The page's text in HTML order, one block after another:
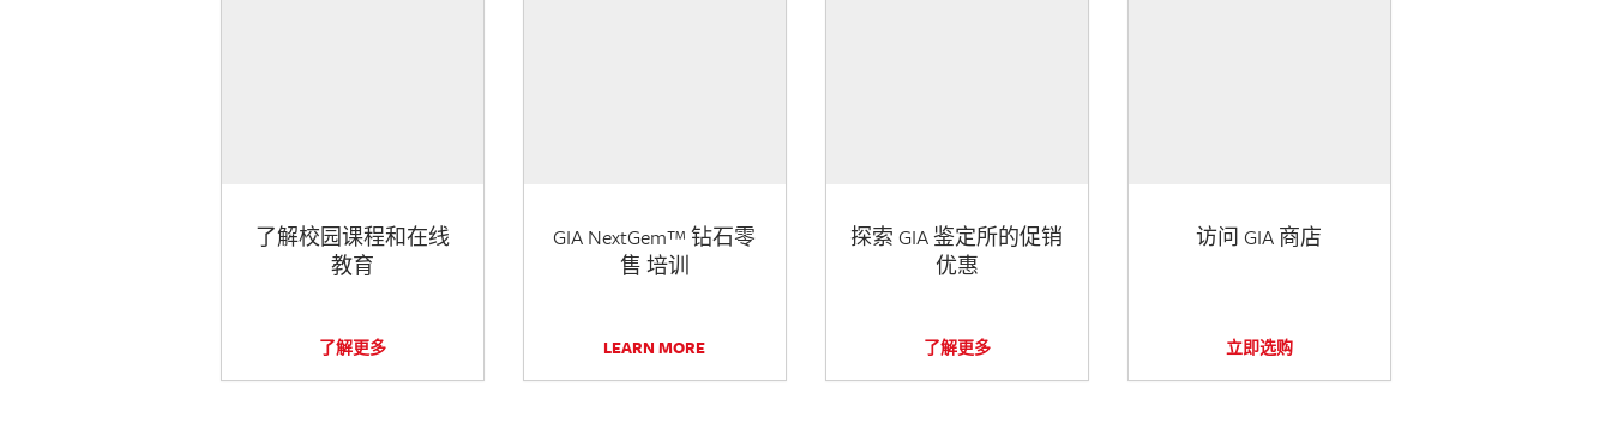
了解校园课程和在线
教育
了解更多
GIA NextGem™ 钻石零
售 培训
LEARN MORE
探索 GIA 鉴定所的促销
优惠
了解更多
访问 GIA 商店
立即选购